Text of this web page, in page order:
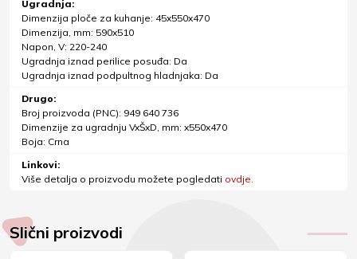
Ugradnja:
Dimenzija ploče za kuhanje: 45x550x470
Dimenzija, mm: 590x510
Napon, V: 220-240
Ugradnja iznad perilice posuđa: Da
Ugradnja iznad podpultnog hladnjaka: Da
Drugo:
Broj proizvoda (PNC): 949 640 736
Dimenzije za ugradnju VxŠxD, mm: x550x470
Boja: Crna
Linkovi:
Više detalja o proizvodu možete pogledati ovdje.
Slični proizvodi